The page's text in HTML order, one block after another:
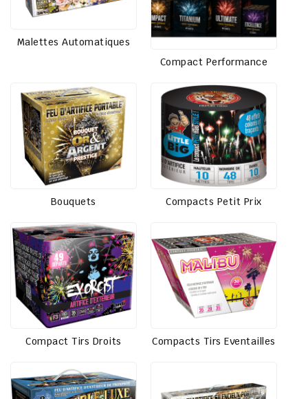
Malettes Automatiques
Compact Performance
Bouquets Compacts Petit Prix
Compact Tirs Droits Compacts Tirs Eventailles